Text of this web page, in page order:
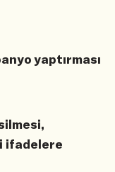
yaptırması
ifadelere